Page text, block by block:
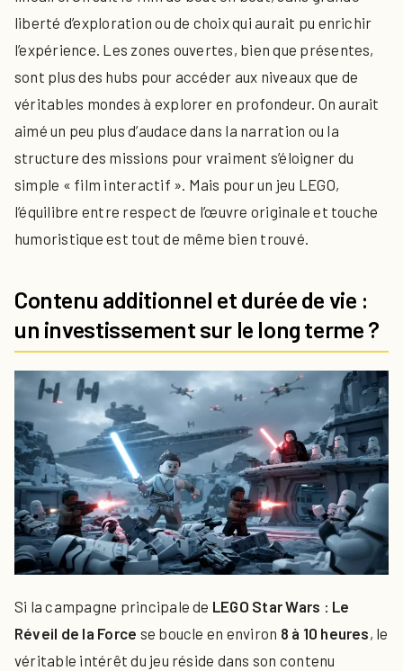
liberté d’exploration ou de choix qui aurait pu enrichir
l’expérience. Les zones ouvertes, bien que présentes,
sont plus des hubs pour accéder aux niveaux que de
véritables mondes à explorer en profondeur. On aurait
aimé un peu plus d’audace dans la narration ou la
structure des missions pour vraiment s’éloigner du
simple « film interactif ». Mais pour un jeu LEGO,
l’équilibre entre respect de l’œuvre originale et touche
humoristique est tout de même bien trouvé.
Contenu additionnel et durée de vie :
un investissement sur le long terme ?
Si la campagne principale de LEGO Star Wars : Le
Réveil de la Force se boucle en environ 8 à 10 heures, le
véritable intérêt du jeu réside dans son contenu